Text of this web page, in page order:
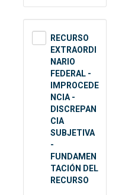
RECURSO
EXTRAORDI
NARIO
FEDERAL -
IMPROCEDE
NCIA -
DISCREPAN
CIA
SUBJETIVA
-
FUNDAMEN
TACIÓN DEL
RECURSO